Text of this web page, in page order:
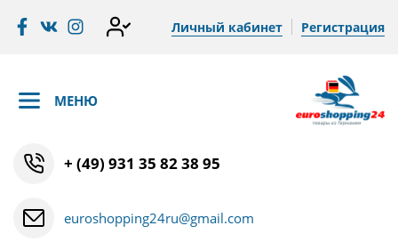
Личный кабинет Регистрация
МЕНЮ
+ (49) 931 35 82 38 95
euroshopping24ru@gmail.com